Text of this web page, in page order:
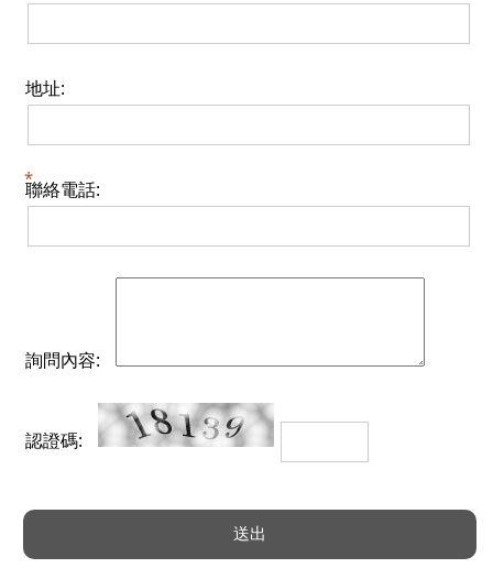
地址:
聯絡電話:
詢問內容:
認證碼: